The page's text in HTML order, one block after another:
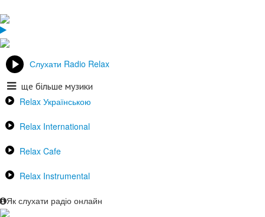
Слухати Radio Relax
ще більше музики
Relax Українською
Relax International
Relax Cafe
Relax Instrumental
Як слухати радіо онлайн